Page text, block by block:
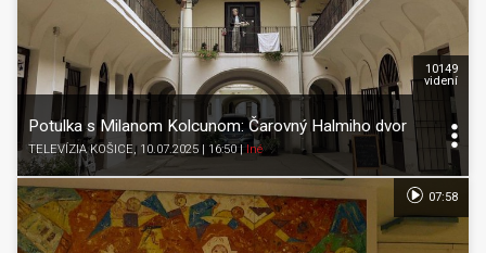
Potulka s Milanom Kolcunom: Čarovný Halmiho dvor
TELEVÍZIA KOŠICE, 10.07.2025 | 16:50|Iné
10149
videní
07:58